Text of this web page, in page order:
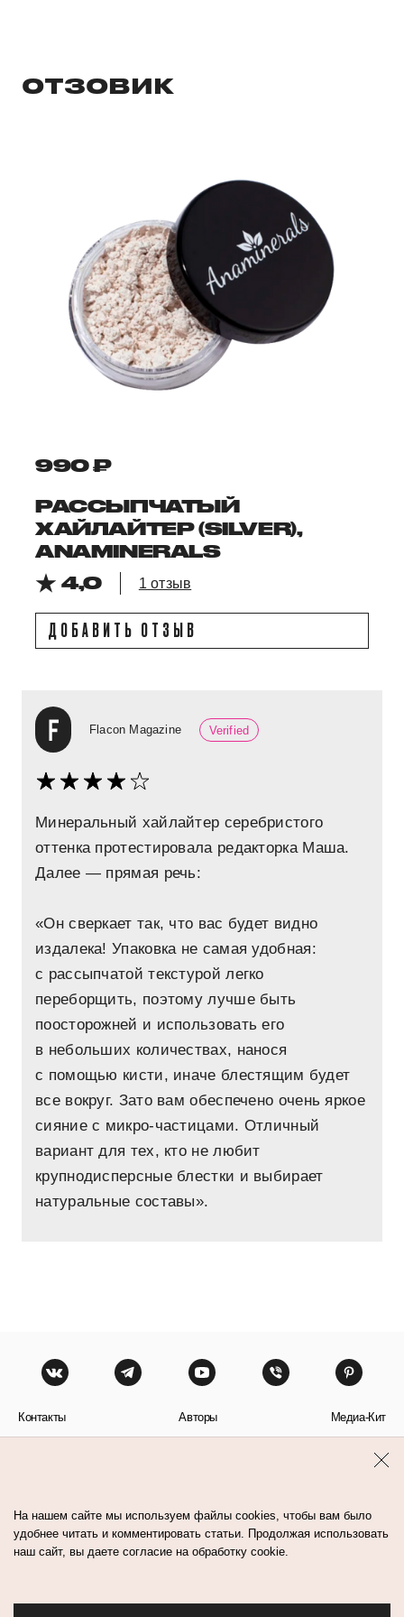
ОТЗОВИК
990 ₽
РАССЫПЧАТЫЙ
ХАЙЛАЙТЕР (SILVER),
ANAMINERALS
4,0
1 отзыв
ДОБАВИТЬ ОТЗЫВ
Flacon Magazine Verified
Минеральный хайлайтер серебристого
оттенка протестировала редакторка Маша.
Далее — прямая речь:
«Он сверкает так, что вас будет видно
издалека! Упаковка не самая удобная:
с рассыпчатой текстурой легко
переборщить, поэтому лучше быть
поосторожней и использовать его
в небольших количествах, нанося
с помощью кисти, иначе блестящим будет
все вокруг. Зато вам обеспечено очень яркое
сияние с микро-частицами. Отличный
вариант для тех, кто не любит
крупнодисперсные блестки и выбирает
натуральные составы».
Контакты Авторы Медиа-Кит
На нашем сайте мы используем файлы cookies, чтобы вам было
удобнее читать и комментировать статьи. Продолжая использовать
наш сайт, вы даете согласие на обработку cookie.